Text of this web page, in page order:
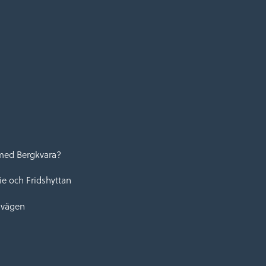
Bergkvara?
och Fridshyttan